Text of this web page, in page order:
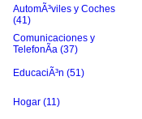
AutomÃ³viles y Coches
(41)
Comunicaciones y
TelefonÃ­a (37)
EducaciÃ³n (51)
Hogar (11)